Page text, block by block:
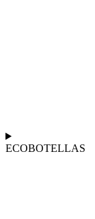
ECOBOTELLAS